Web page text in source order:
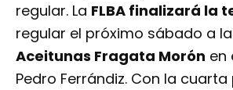
regular. La FLBA finalizará la
regular el próximo sábado a
Aceitunas Fragata Morón en
Pedro Ferrándiz. Con la cuarta